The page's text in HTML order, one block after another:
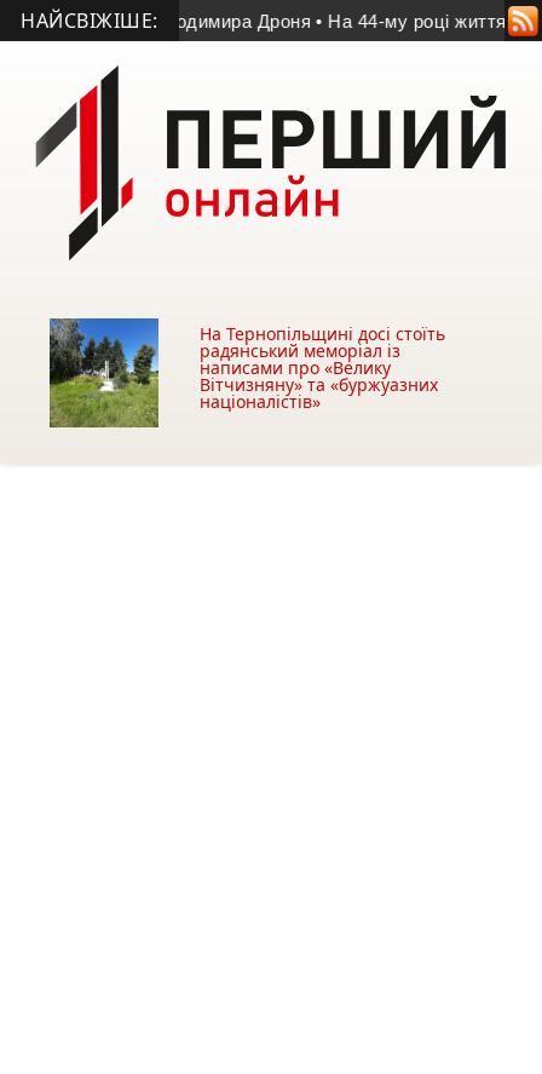
НАЙСВІЖІШЕ:
пам’яті Володимира Дроня • На 44-му році життя помер
На Тернопільщині досі стоїть
радянський меморіал із
написами про «Велику
Вітчизняну» та «буржуазних
націоналістів»